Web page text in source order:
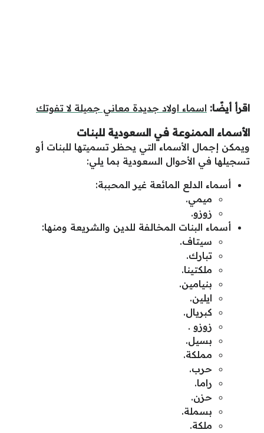
اقرأ أيضًا: اسماء اولاد جديدة معاني جميلة لا تفوتك
الأسماء الممنوعة في السعودية للبنات
ويمكن إجمال الأسماء التي يحظر تسميتها للبنات أو
تسجيلها في الأحوال السعودية بما يلي:
أسماء الدلع المائعة غير المحببة:
ميمي.
زوزو.
أسماء البنات المخالفة للدين والشريعة ومنها:
سيتاف.
تبارك.
ملكتينا.
بنيامين.
ايلين.
كبريال.
زوزو .
بسيل.
مملكة.
حرب.
راما.
حزن.
بسملة.
ملكة.